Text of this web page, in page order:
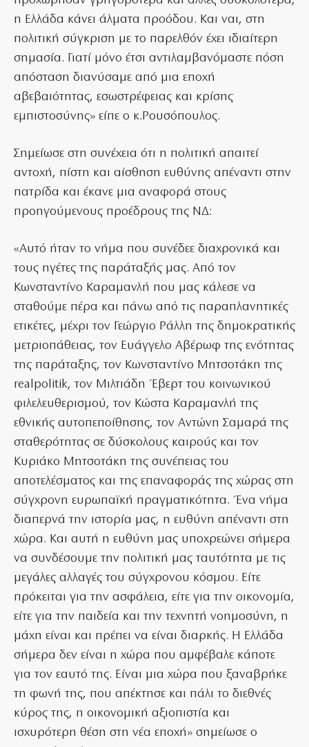
η Ελλάδα κάνει άλματα προόδου. Και ναι, στη
πολιτική σύγκριση με το παρελθόν έχει ιδιαίτερη
σημασία. Γιατί μόνο έτσι αντιλαμβανόμαστε πόση
απόσταση διανύσαμε από μια εποχή
αβεβαιότητας, εσωστρέφειας και κρίσης
εμπιστοσύνης» είπε ο κ.Ρουσόπουλος.
Σημείωσε στη συνέχεια ότι η πολιτική απαιτεί
αντοχή, πίστη και αίσθηση ευθύνης απέναντι στην
πατρίδα και έκανε μια αναφορά στους
προηγούμενους προέδρους της ΝΔ:
«Αυτό ήταν το νήμα που συνέδεε διαχρονικά και
τους ηγέτες της παράταξής μας. Από τον
Κωνσταντίνο Καραμανλή που μας κάλεσε να
σταθούμε πέρα και πάνω από τις παραπλανητικές
ετικέτες, μέχρι τον Γεώργιο Ράλλη της δημοκρατικής
μετριοπάθειας, τον Ευάγγελο Αβέρωφ της ενότητας
της παράταξης, τον Κωνσταντίνο Μητσοτάκη της
realpolitik, τον Μιλτιάδη Έβερτ του κοινωνικού
φιλελευθερισμού, τον Κώστα Καραμανλή της
εθνικής αυτοπεποίθησης, τον Αντώνη Σαμαρά της
σταθερότητας σε δύσκολους καιρούς και τον
Κυριάκο Μητσοτάκη της συνέπειας του
αποτελέσματος και της επαναφοράς της χώρας στη
σύγχρονη ευρωπαϊκή πραγματικότητα. Ένα νήμα
διαπερνά την ιστορία μας, η ευθύνη απέναντι στη
χώρα. Και αυτή η ευθύνη μας υποχρεώνει σήμερα
να συνδέσουμε την πολιτική μας ταυτότητα με τις
μεγάλες αλλαγές του σύγχρονου κόσμου. Είτε
πρόκειται για την ασφάλεια, είτε για την οικονομία,
είτε για την παιδεία και την τεχνητή νοημοσύνη, η
μάχη είναι και πρέπει να είναι διαρκής. Η Ελλάδα
σήμερα δεν είναι η χώρα που αμφέβαλε κάποτε
για τον εαυτό της. Είναι μια χώρα που ξαναβρήκε
τη φωνή της, που απέκτησε και πάλι το διεθνές
κύρος της, η οικονομική αξιοπιστία και
ισχυρότερη θέση στη νέα εποχή» σημείωσε ο